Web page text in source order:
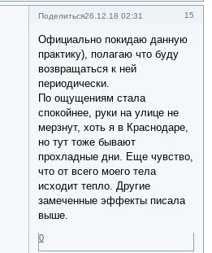
Поделиться 15
26.12.18 02:31
Официально покидаю данную
практику), полагаю что буду
возвращаться к ней
периодически.
По ощущениям стала
спокойнее, руки на улице не
мерзнут, хоть я в Краснодаре,
но тут тоже бывают
прохладные дни. Еще чувство,
что от всего моего тела
исходит тепло. Другие
замеченные эффекты писала
выше.
0